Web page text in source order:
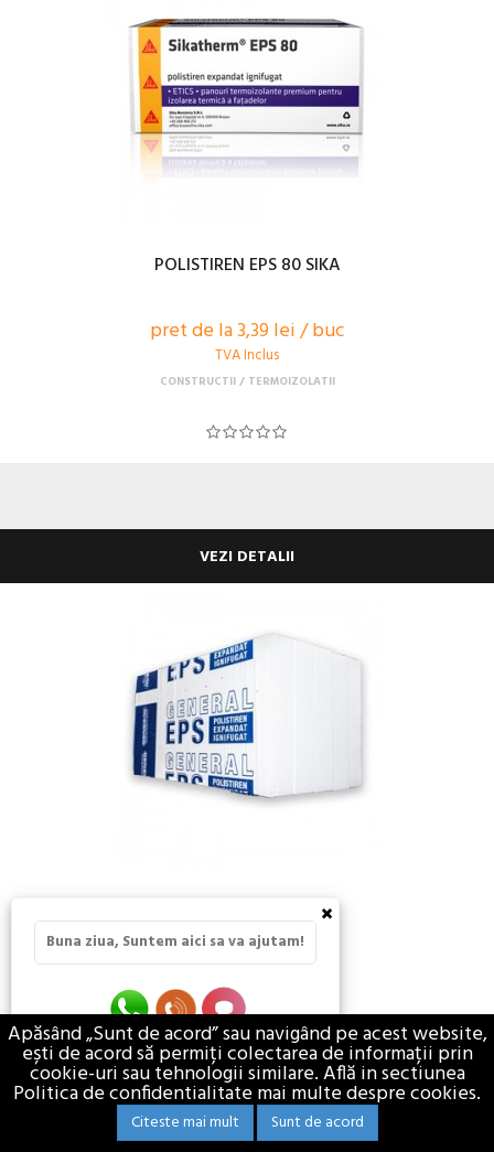
POLISTIREN EPS 80 SIKA
pret de la 3,39 lei / buc
TVA Inclus
CONSTRUCTII TERMOIZOLATII
VEZI DETALII
POLISTIREN EPS 50 GM
TVA Inclus
CONSTRUCTII TERMOIZOLATII
Apăsând „Sunt de acord” sau navigând pe acest website,
ești de acord să permiți colectarea de informații prin
cookie-uri sau tehnologii similare. Află in sectiunea
Politica de confidentialitate mai multe despre cookies.
Citeste mai mult Sunt de acord
×
Buna ziua, Suntem aici sa va ajutam!